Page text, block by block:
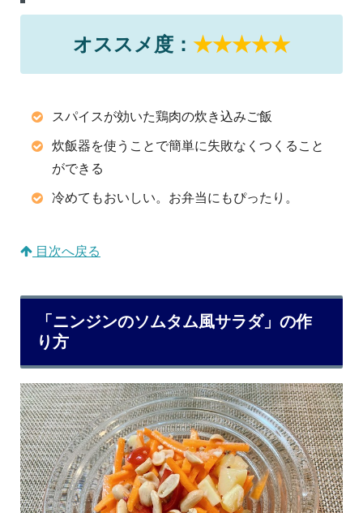
オススメ度： ★★★★★
スパイスが効いた鶏肉の炊き込みご飯
炊飯器を使うことで簡単に失敗なくつくること
ができる
冷めてもおいしい。お弁当にもぴったり。
目次へ戻る
「ニンジンのソムタム風サラダ」の作
り方